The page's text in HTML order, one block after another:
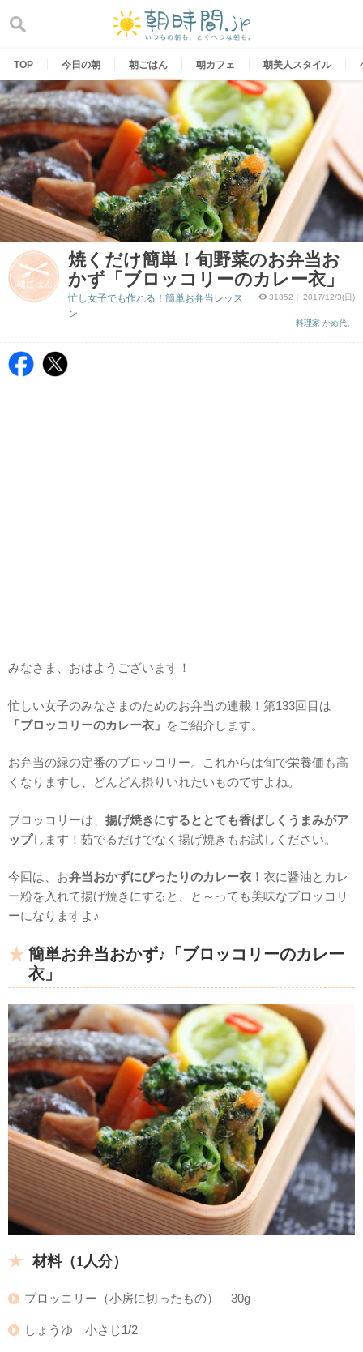
content
TOP 今日の朝 朝ごはん 朝カフェ 朝美人スタイル
焼くだけ簡単！旬野菜のお弁当お
かず「ブロッコリーのカレー衣」
31852 2017/12/3(日)
料理家 かめ代。
忙し女子でも作れる！簡単お弁当レッス
ン
みなさま、おはようございます！
忙しい女子のみなさまのためのお弁当の連載！第133回目は
「ブロッコリーのカレー衣」 をご紹介します。
お弁当の緑の定番のブロッコリー。これからは旬で栄養価も高
くなりますし、どんどん摂りいれたいものですよね。
ブロッコリーは、 揚げ焼きにするととても香ばしくうまみがア
ップします！茹でるだけでなく揚げ焼きもお試しください。
今回は、お弁当おかずにぴったりのカレー衣！ 衣に醤油とカレ
ー粉を入れて揚げ焼きにすると、と～っても美味なブロッコリ
ーになりますよ♪
簡単お弁当おかず♪「ブロッコリーのカレー
衣」
材料（1人分）
ブロッコリー（小房に切ったもの） 30g
しょうゆ 小さじ1/2